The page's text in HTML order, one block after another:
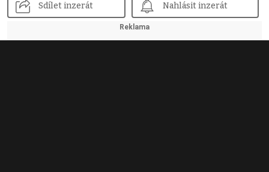
Sdílet inzerát Nahlásit inzerát